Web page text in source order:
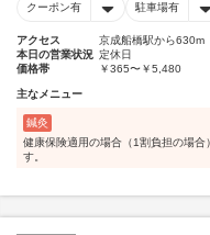
クーポン有 駐車場有
アクセス
京成船橋駅から630m
本日の営業状況 定休日
価格帯
￥365〜￥5,480
主なメニュー
鍼灸
健康保険適用の場合（1割負担の場
す。